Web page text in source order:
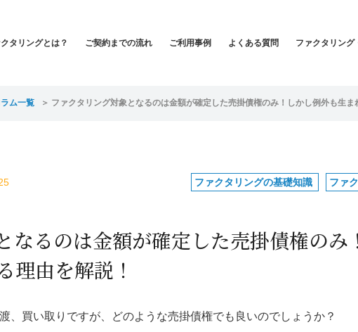
タリングとは？ ご契約までの流れ ご利用事例 よくある質問 ファクタリング
ム一覧 ファクタリング対象となるのは金額が確定した売掛債権のみ！しかし例外も生ま
ファクタリングの基礎知識 ファ
なるのは金額が確定した売掛債権のみ
理由を解説！
、買い取りですが、どのような売掛債権でも良いのでしょうか？